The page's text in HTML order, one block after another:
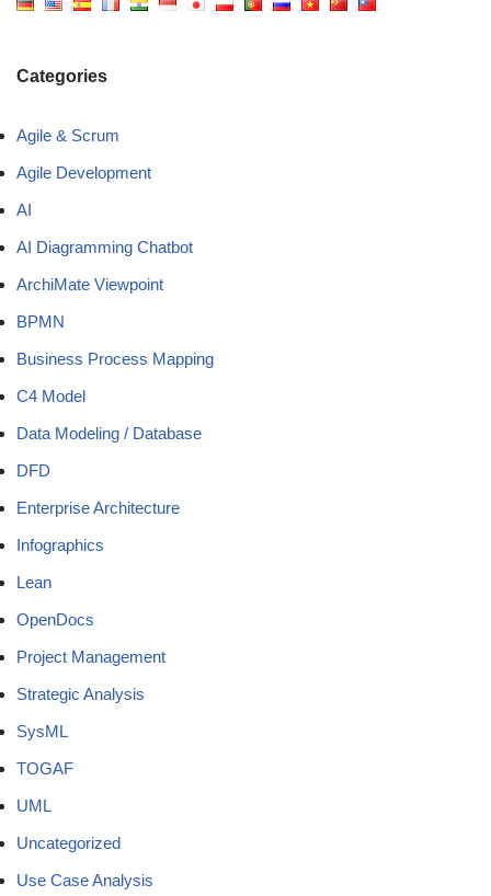
Categories
Agile & Scrum
Agile Development
AI
AI Diagramming Chatbot
ArchiMate Viewpoint
BPMN
Business Process Mapping
C4 Model
Data Modeling / Database
DFD
Enterprise Architecture
Infographics
Lean
OpenDocs
Project Management
Strategic Analysis
SysML
TOGAF
UML
Uncategorized
Use Case Analysis